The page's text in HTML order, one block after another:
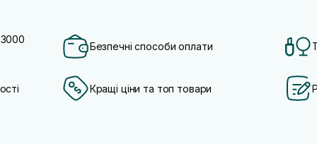
Безпечні способи оплати
Кращі ціни та топ товари